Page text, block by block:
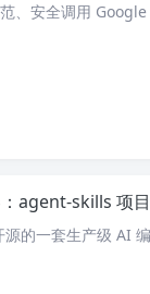
、安全调用
agent‑skills 项
的一套生产级 AI